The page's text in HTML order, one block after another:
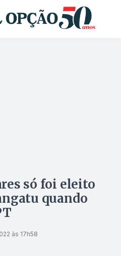
só foi eleito
quando
às 17h58